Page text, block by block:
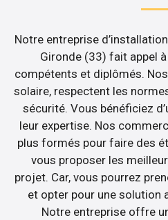
Notre entreprise
Gironde (33) fait appel
compétents et diplômés.
solaire, respectent les
sécurité. Vous bénéficiez
leur expertise. Nos
plus formés pour faire des
vous proposer les
projet. Car, vous pourrez
et opter pour une solution
Notre entreprise offre